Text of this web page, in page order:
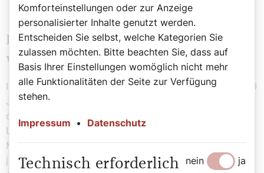
Bildung, Bibel, Ökumene,
Weltreligionen
In der Österreichischen Bischofskonferenz war Krätzl 20
Jahre für Schulfragen, zudem auch für das Referat für
das Gespräch mit den Weltreligionen zuständig. Er war
Leiter der Kontaktstelle für Weltreligionen und
Mitarbeiter im Koordinierungsausschuss für christlich-
jüdische Zusammenarbeit, die ihm u.a. ein besonderes
Komforteinstellungen oder zur Anzeige
personalisierter Inhalte genutzt werden.
Entscheiden Sie selbst, welche Kategorien Sie
zulassen möchten. Bitte beachten Sie, dass auf
Basis Ihrer Einstellungen womöglich nicht mehr
alle Funktionalitäten der Seite zur Verfügung
stehen.
Impressum • Datenschutz
Technisch erforderlich nein ja